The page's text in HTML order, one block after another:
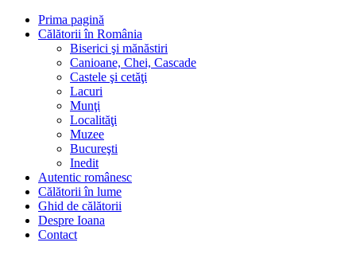
Prima pagină
Călătorii în România
Biserici şi mănăstiri
Canioane, Chei, Cascade
Castele şi cetăţi
Lacuri
Munţi
Localităţi
Muzee
Bucureşti
Inedit
Autentic românesc
Călătorii în lume
Ghid de călătorii
Despre Ioana
Contact